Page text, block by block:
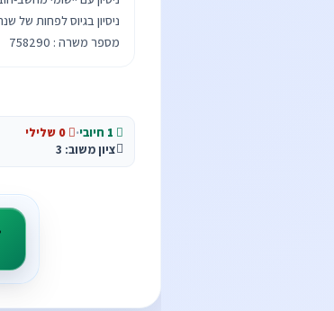
מספר משרה : 758290
·
ציון משוב: 3